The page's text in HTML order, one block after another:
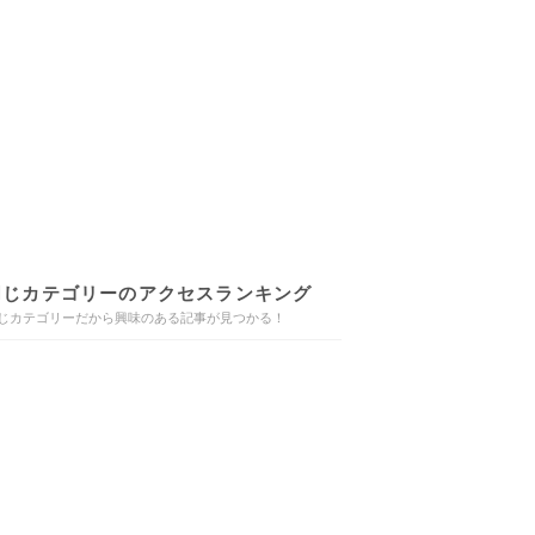
カテゴリーのアクセスランキング
カテゴリーだから興味のある記事が見つかる！